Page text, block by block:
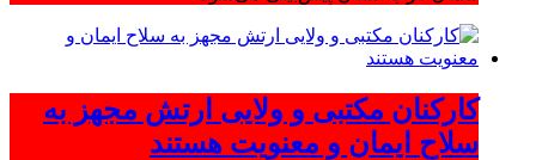
کارکنان مکتبی و ولایی ارتش مجهز به
سلاح ایمان و معنویت هستند